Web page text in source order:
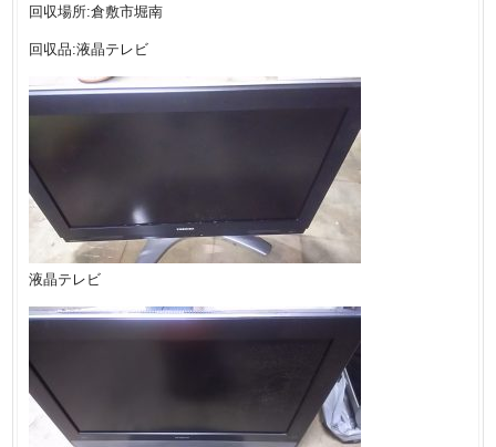
回収場所:倉敷市堀南
回収品:液晶テレビ
液晶テレビ